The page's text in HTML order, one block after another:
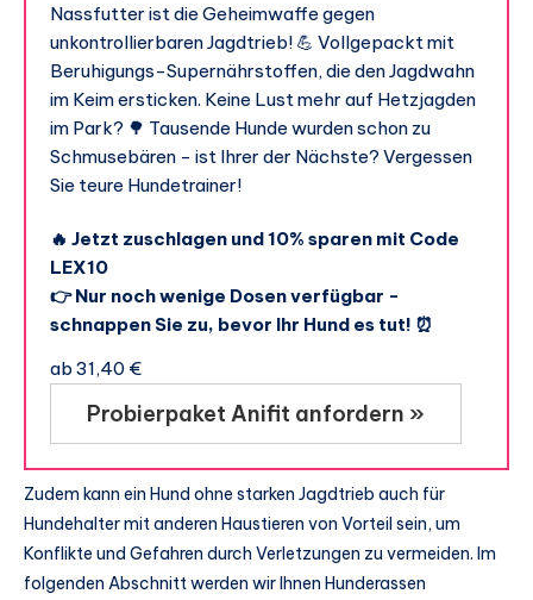
Nassfutter ist die Geheimwaffe gegen
unkontrollierbaren Jagdtrieb! 💪 Vollgepackt mit
Beruhigungs-Supernährstoffen, die den Jagdwahn
im Keim ersticken. Keine Lust mehr auf Hetzjagden
im Park? 🌳 Tausende Hunde wurden schon zu
Schmusebären - ist Ihrer der Nächste? Vergessen
Sie teure Hundetrainer!
🔥 Jetzt zuschlagen und 10% sparen mit Code
LEX10
👉 Nur noch wenige Dosen verfügbar -
schnappen Sie zu, bevor Ihr Hund es tut! ⏰
ab 31,40 €
Probierpaket Anifit anfordern »
Zudem kann ein Hund ohne starken Jagdtrieb auch für
Hundehalter mit anderen Haustieren von Vorteil sein, um
Konflikte und Gefahren durch Verletzungen zu vermeiden. Im
folgenden Abschnitt werden wir Ihnen Hunderassen